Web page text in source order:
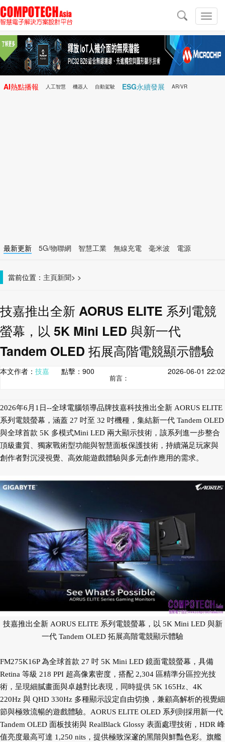
切
換
導
導
航
AI熱點播報 人工智慧 機器人 自動駕駛 ESG永續發展 AR/VR
最新更新 5G/物聯網 智慧工業 無線充電 毫米波
電源
當前位置： 主頁 >
新聞 >
技嘉推出全新 AORUS ELITE 系列電競
螢幕，以 5K Mini LED 與新一代
Tandem OLED 拓展高階電競顯示體驗
本文作者： 技嘉 點擊： 900 2026-06-01 22:02
前言：
2026年6月1日--全球電腦領導品牌技嘉科技推出全新 AORUS ELITE
系列電競螢幕，涵蓋 27 吋至 32 吋機種，集結新一代 Tandem OLED
與全球首款 5K 多模式Mini LED 兩大顯示技術，該系列進一步整合
頂級畫質、獨家戰術型功能與智慧面板保護技術，持續滿足玩家與
創作者對沉浸視覺、高效能遊戲體驗與多元創作應用的需求。
技嘉推出全新 AORUS ELITE 系列電競螢幕，以 5K Mini LED 與新
一代 Tandem OLED 拓展高階電競顯示體驗
FM275K16P 為全球首款 27 吋 5K Mini LED 鏡面電競螢幕，具備
Retina 等級 218 PPI 超高像素密度，搭配 2,304 區精準分區控光技
術，呈現細膩畫面與卓越對比表現，同時提供 5K 165Hz、4K
220Hz 與 QHD 330Hz 多種顯示設定自由切換，兼顧高解析的視覺細
節與極致流暢的遊戲體驗。AORUS ELITE OLED 系列則採用新一代
Tandem OLED 面板技術與 RealBlack Glossy 表面處理技術，HDR 峰
值亮度最高可達 1,250 nits，提供極致深邃的黑階與鮮豔色彩。旗艦